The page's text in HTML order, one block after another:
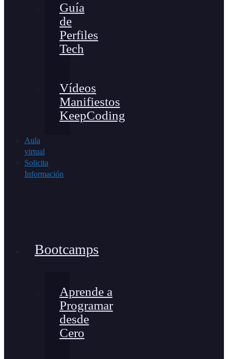
Guía
de
Perfiles
Tech
Vídeos
Manifiestos
KeepCoding
Aula
virtual
Solicita
Información
Bootcamps
Aprende a
Programar
desde
Cero